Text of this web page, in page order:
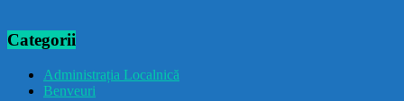
Categorii
Administrația Localnică
Benveuri